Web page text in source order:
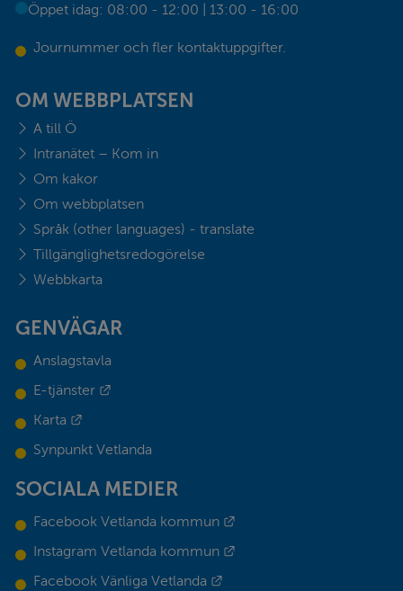
Öppet idag: 08:00 - 12:00 | 13:00 - 16:00
Journummer och fler kontaktuppgifter.
OM WEBBPLATSEN
A till Ö
Intranätet – Kom in
Om kakor
Om webbplatsen
Språk (other languages) - translate
Tillgänglighetsredogörelse
Webbkarta
GENVÄGAR
Anslagstavla
E-tjänster
Karta
Synpunkt Vetlanda
SOCIALA MEDIER
Facebook Vetlanda kommun
Instagram Vetlanda kommun
Facebook Vänliga Vetlanda